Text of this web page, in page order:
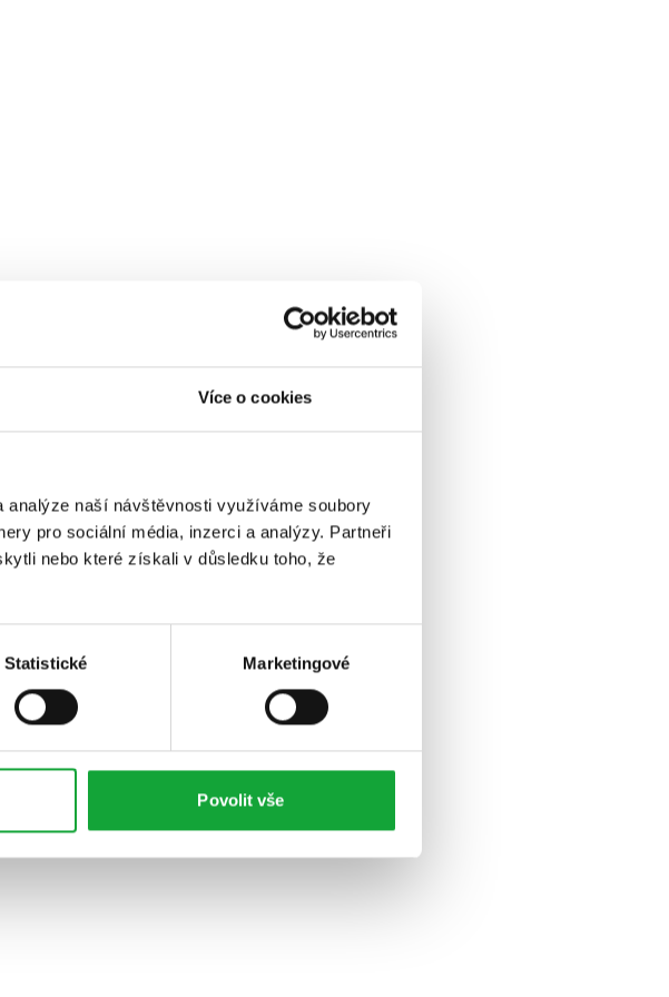
Více o cookies
naší návštěvnosti využíváme soubory
pro sociální média, inzerci a analýzy. Partneři
nebo které získali v důsledku toho, že
Statistické Marketingové
Povolit vše